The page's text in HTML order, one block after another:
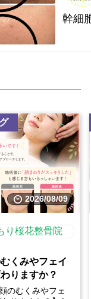
幹細
2026/08/09
り桜花整骨院
くみやフェイ
りますか？
のむくみやフェ